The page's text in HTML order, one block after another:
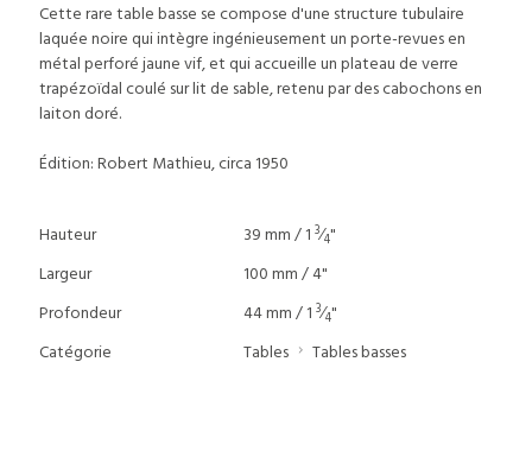
Cette rare table basse se compose d'une structure tubulaire
laquée noire qui intègre ingénieusement un porte-revues en
métal perforé jaune vif, et qui accueille un plateau de verre
trapézoïdal coulé sur lit de sable, retenu par des cabochons en
laiton doré.
Édition: Robert Mathieu, circa 1950
Hauteur 39 mm / 1 3⁄4"
Largeur
100 mm / 4"
Profondeur
44 mm / 1 3⁄4"
Catégorie
Tables Tables basses